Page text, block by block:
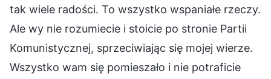
tak wiele radości. To wszystko wspaniałe rzeczy.
Ale wy nie rozumiecie i stoicie po stronie Partii
Komunistycznej, sprzeciwiając się mojej wierze.
Wszystko wam się pomieszało i nie potraficie